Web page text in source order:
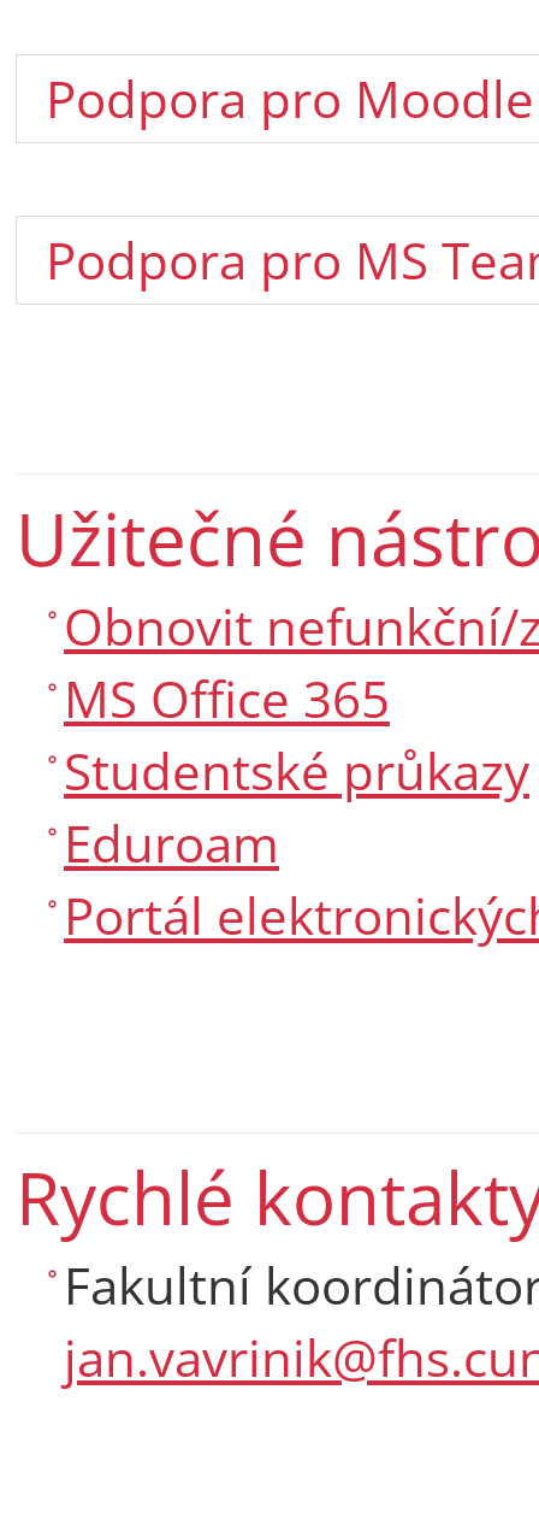
Podpora pro
Podpora pro MS
Užitečné
Obnovit nefunkční/
MS Office 365
Studentské průkazy
Eduroam
Portál
Rychlé
Fakultní